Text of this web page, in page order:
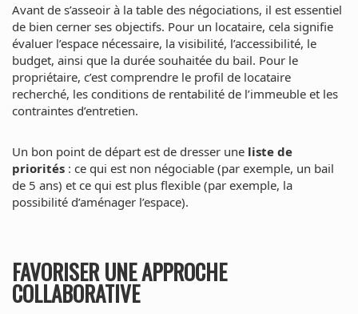
Avant de s’asseoir à la table des négociations, il est essentiel
de bien cerner ses objectifs. Pour un locataire, cela signifie
évaluer l’espace nécessaire, la visibilité, l’accessibilité, le
budget, ainsi que la durée souhaitée du bail. Pour le
propriétaire, c’est comprendre le profil de locataire
recherché, les conditions de rentabilité de l’immeuble et les
contraintes d’entretien.
Un bon point de départ est de dresser une liste de
priorités : ce qui est non négociable (par exemple, un bail
de 5 ans) et ce qui est plus flexible (par exemple, la
possibilité d’aménager l’espace).
FAVORISER UNE APPROCHE
COLLABORATIVE